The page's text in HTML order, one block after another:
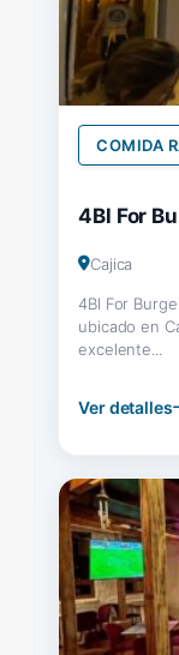
COMIDA
4Bl For
Cajica
4Bl For
ubicado en
excelente...
Ver detalles